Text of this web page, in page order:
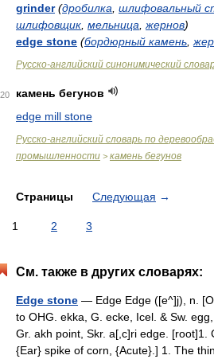
grinder (дробилка шлифовальный
шлифовщик мельница жернов)
edge stone (бордюрный камень
Русско-английский синонимический
20
камень бегунов
edge mill stone
Русско-английский словарь по
промышленности > камень бегунов
Страницы Следующая →
1 2 3
См. также в других словарях:
Edge stone — Edge Edge ([e^]j), n.
to OHG. ekka, G. ecke, Icel. & Sw.
Gr. akh point, Skr. a[,c]ri edge. [root]1.
{Ear} spike of corn, {Acute}.] 1. The